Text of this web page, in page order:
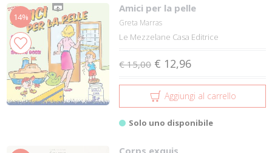
14%
Amici per la pelle
Greta Marras
Le Mezzelane Casa Editrice
€ 15,00 € 12,96
Aggiungi al carrello
Solo uno disponibile
Corps exquis